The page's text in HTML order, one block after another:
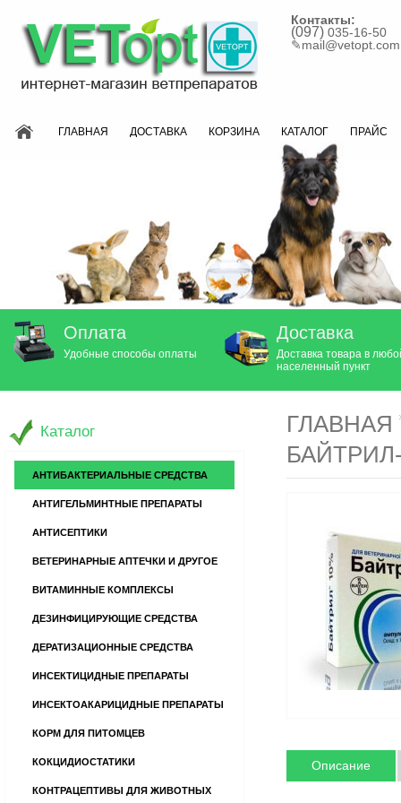
Контакты:
(097) 035-16-50
✎mail@vetopt.com
ГЛАВНАЯ ДОСТАВКА КОРЗИНА КАТАЛОГ ПРАЙС
Оплата
Удобные способы оплаты
Доставка
Доставка товара в
населенный пункт
ГЛАВНАЯ
Описание
Каталог
АНТИБАКТЕРИАЛЬНЫЕ СРЕДСТВА
АНТИГЕЛЬМИНТНЫЕ ПРЕПАРАТЫ
АНТИСЕПТИКИ
ВЕТЕРИНАРНЫЕ АПТЕЧКИ И ДРУГОЕ
ВИТАМИННЫЕ КОМПЛЕКСЫ
ДЕЗИНФИЦИРУЮЩИЕ СРЕДСТВА
ДЕРАТИЗАЦИОННЫЕ СРЕДСТВА
ИНСЕКТИЦИДНЫЕ ПРЕПАРАТЫ
ИНСЕКТОАКАРИЦИДНЫЕ ПРЕПАРАТЫ
КОРМ ДЛЯ ПИТОМЦЕВ
КОКЦИДИОСТАТИКИ
КОНТРАЦЕПТИВЫ ДЛЯ ЖИВОТНЫХ